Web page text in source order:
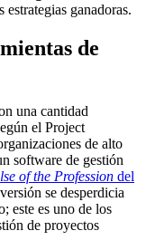
estrategias ganadoras.
de
una cantidad
el Project
de alto
software de gestión
of the Profession del
se desperdicia
este es uno de los
de proyectos